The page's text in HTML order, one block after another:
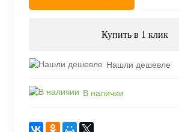
Купить в 1 клик
Нашли дешевле
В наличии